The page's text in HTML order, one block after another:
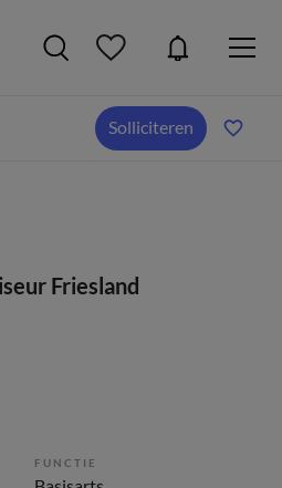
Solliciteren
Friesland
FUNCTIE